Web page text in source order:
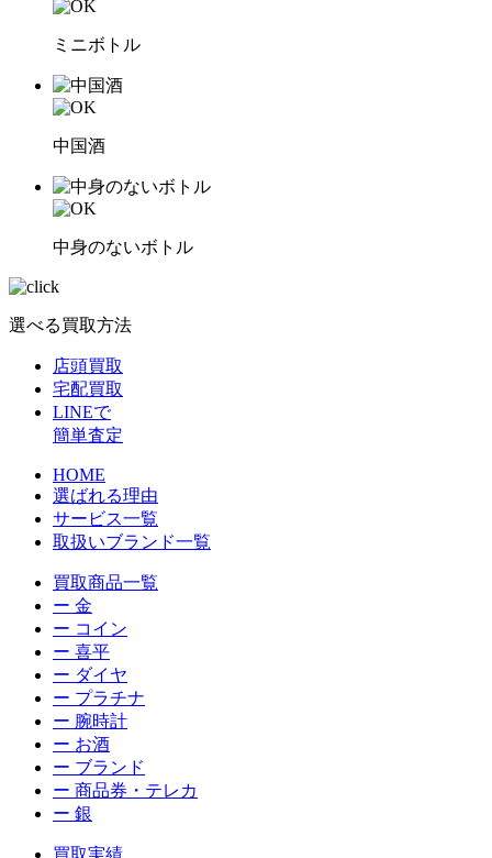
ミニボトル
中国酒
中身のないボトル
選べる買取方法
店頭買取
宅配買取
LINEで
簡単査定
HOME
選ばれる理由
サービス一覧
取扱いブランド一覧
買取商品一覧
ー 金
ー コイン
ー 喜平
ー ダイヤ
ー プラチナ
ー 腕時計
ー お酒
ー ブランド
ー 商品券・テレカ
ー 銀